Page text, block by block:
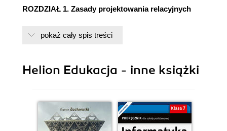
ROZDZIAŁ 1. Zasady projektowania relacyjnych
1.1. Wprowadzenie do baz danych
1.3. Relacyjny model danych
1.4. Projektowanie bazy danych
programie MS Access
2.1. Obiekty programu Access
pokaż cały spis treści
Helion Edukacja - inne książki